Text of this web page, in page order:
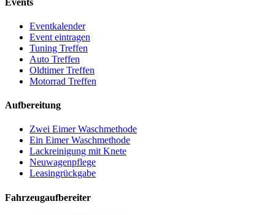
Eventkalender
Event eintragen
Tuning Treffen
Auto Treffen
Oldtimer Treffen
Motorrad Treffen
Aufbereitung
Zwei Eimer Waschmethode
Ein Eimer Waschmethode
Lackreinigung mit Knete
Neuwagenpflege
Leasingrückgabe
Fahrzeugaufbereiter